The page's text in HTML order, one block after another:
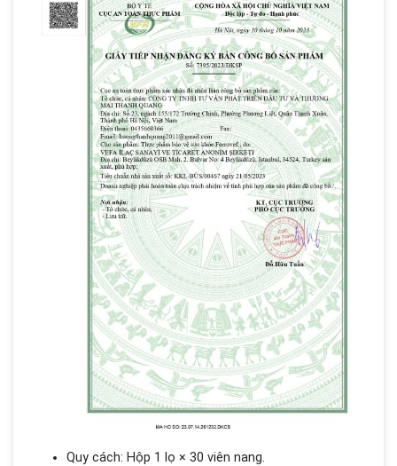
Quy cách: Hộp 1 lọ × 30 viên nang.